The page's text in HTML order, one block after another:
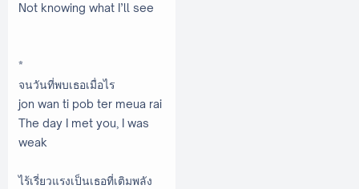
Not knowing what I’ll see
*
จนวันที่พบเธอเมื่อไร
jon wan ti pob ter meua rai
The day I met you, I was
weak
ไร้เรี่ยวแรงเป็นเธอที่เติมพลัง